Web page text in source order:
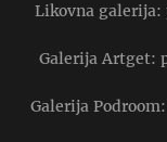
Likovna galerija:
Galerija Artget:
Galerija